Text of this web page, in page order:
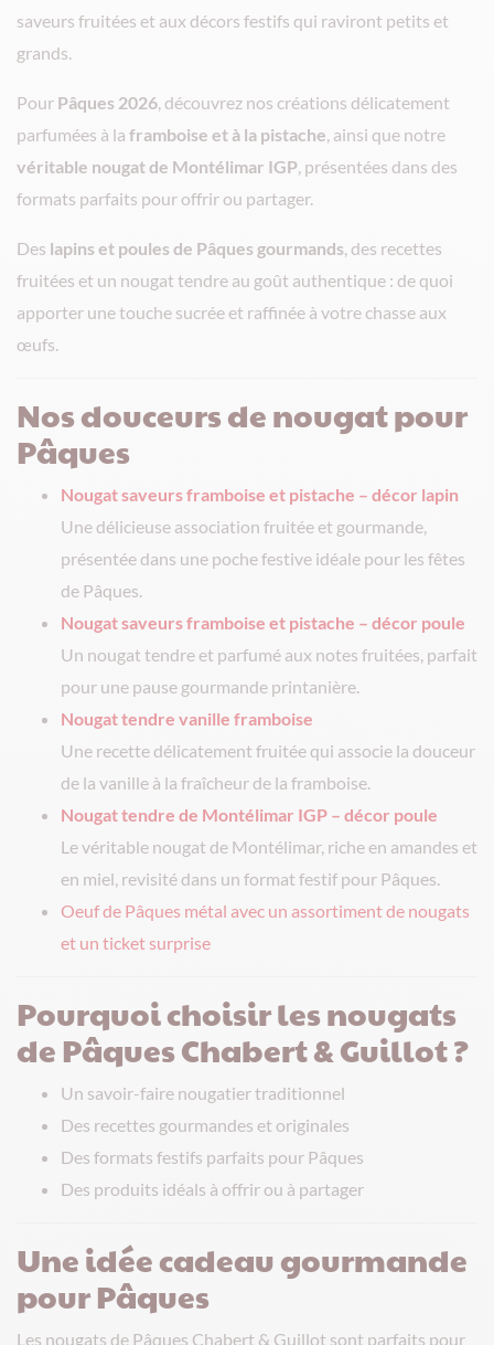
saveurs fruitées et aux décors festifs qui raviront petits et
grands.
Pour Pâques 2026, découvrez nos créations délicatement
parfumées à la framboise et à la pistache, ainsi que notre
véritable nougat de Montélimar IGP, présentées dans des
formats parfaits pour offrir ou partager.
Des lapins et poules de Pâques gourmands, des recettes
fruitées et un nougat tendre au goût authentique : de quoi
apporter une touche sucrée et raffinée à votre chasse aux
œufs.
Nos douceurs de nougat pour
Pâques
Nougat saveurs framboise et pistache – décor lapin
Une délicieuse association fruitée et gourmande,
présentée dans une poche festive idéale pour les fêtes
de Pâques.
Nougat saveurs framboise et pistache – décor poule
Un nougat tendre et parfumé aux notes fruitées, parfait
pour une pause gourmande printanière.
Nougat tendre vanille framboise
Une recette délicatement fruitée qui associe la douceur
de la vanille à la fraîcheur de la framboise.
Nougat tendre de Montélimar IGP – décor poule
Le véritable nougat de Montélimar, riche en amandes et
en miel, revisité dans un format festif pour Pâques.
Oeuf de Pâques métal avec un assortiment de nougats
et un ticket surprise
Pourquoi choisir les nougats
de Pâques Chabert & Guillot ?
Un savoir-faire nougatier traditionnel
Des recettes gourmandes et originales
Des formats festifs parfaits pour Pâques
Des produits idéals à offrir ou à partager
Une idée cadeau gourmande
pour Pâques
Les nougats de Pâques Chabert & Guillot sont parfaits pour